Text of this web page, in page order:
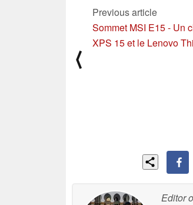
⟨
Previous article
Sommet MSI E15 - Un
XPS 15 et le Lenovo
Editor